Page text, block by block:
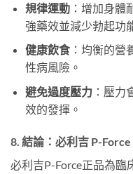
規律運動：增加身體
強藥效並減少勃起功
健康飲食：均衡的營
性病風險。
避免過度壓力：壓力
效的發揮。
8. 結論：必利吉 P-Force
必利吉P-Force正品為臨